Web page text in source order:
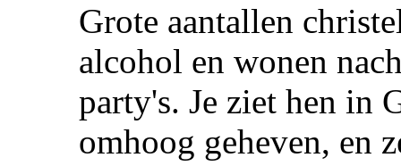
Grote aantallen
alcohol en wonen
party's. Je ziet hen in
omhoog geheven, en